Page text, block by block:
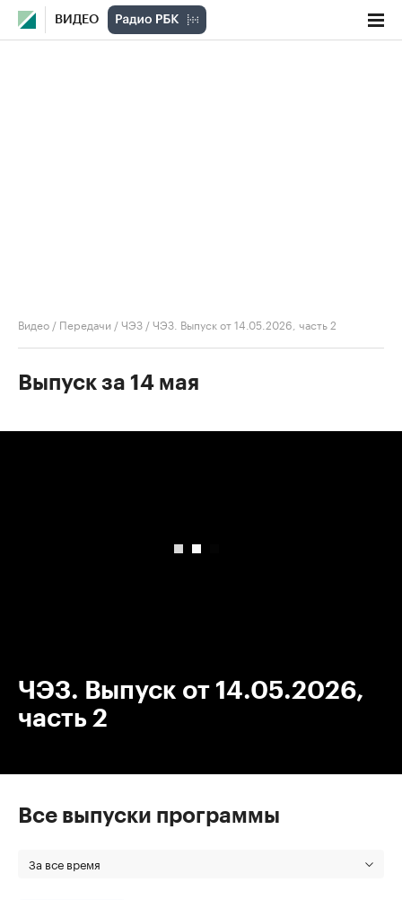
ВИДЕО
Видео / Передачи /ЧЭЗ /ЧЭЗ. Выпуск от 14.05.2026, часть 2
Выпуск за 14 мая
ЧЭЗ. Выпуск от 14.05.2026,
часть 2
Все выпуски программы
За все время